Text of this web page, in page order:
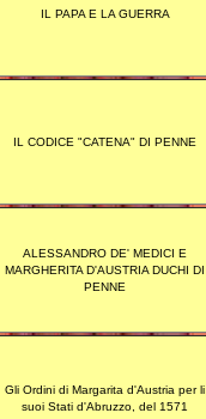
IL PAPA E LA GUERRA
IL CODICE "CATENA" DI PENNE
ALESSANDRO DE' MEDICI E
MARGHERITA D'AUSTRIA DUCHI DI
PENNE
Gli Ordini di Margarita d'Austria per li
suoi Stati d'Abruzzo, del 1571